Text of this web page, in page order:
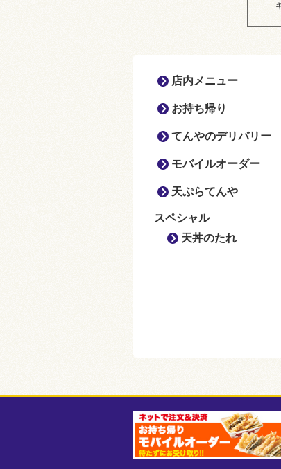
店内メニュー
お持ち帰り
てんやのデリバリー
モバイルオーダー
天ぷらてんや
スペシャル
天丼のたれ